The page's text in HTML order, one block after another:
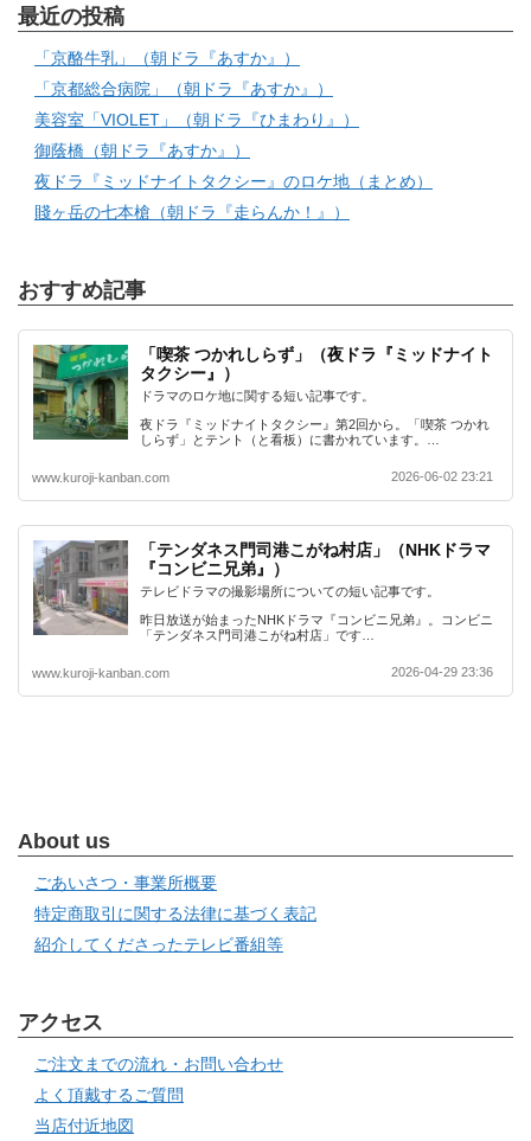
最近の投稿
「京酪牛乳」（朝ドラ『あすか』）
「京都総合病院」（朝ドラ『あすか』）
美容室「VIOLET」（朝ドラ『ひまわり』）
御蔭橋（朝ドラ『あすか』）
夜ドラ『ミッドナイトタクシー』のロケ地（まとめ）
賤ヶ岳の七本槍（朝ドラ『走らんか！』）
おすすめ記事
「喫茶 つかれしらず」（夜ドラ『ミッドナイト
タクシー』）
ドラマのロケ地に関する短い記事です。
夜ドラ『ミッドナイトタクシー』第2回から。「喫茶 つかれ
しらず」とテント（と看板）に書かれています。…
www.kuroji-kanban.com 2026-06-02 23:21
「テンダネス門司港こがね村店」（NHKドラマ
『コンビニ兄弟』）
テレビドラマの撮影場所についての短い記事です。
昨日放送が始まったNHKドラマ『コンビニ兄弟』。コンビニ
「テンダネス門司港こがね村店」です…
www.kuroji-kanban.com 2026-04-29 23:36
About us
ごあいさつ・事業所概要
特定商取引に関する法律に基づく表記
紹介してくださったテレビ番組等
アクセス
ご注文までの流れ・お問い合わせ
よく頂戴するご質問
当店付近地図